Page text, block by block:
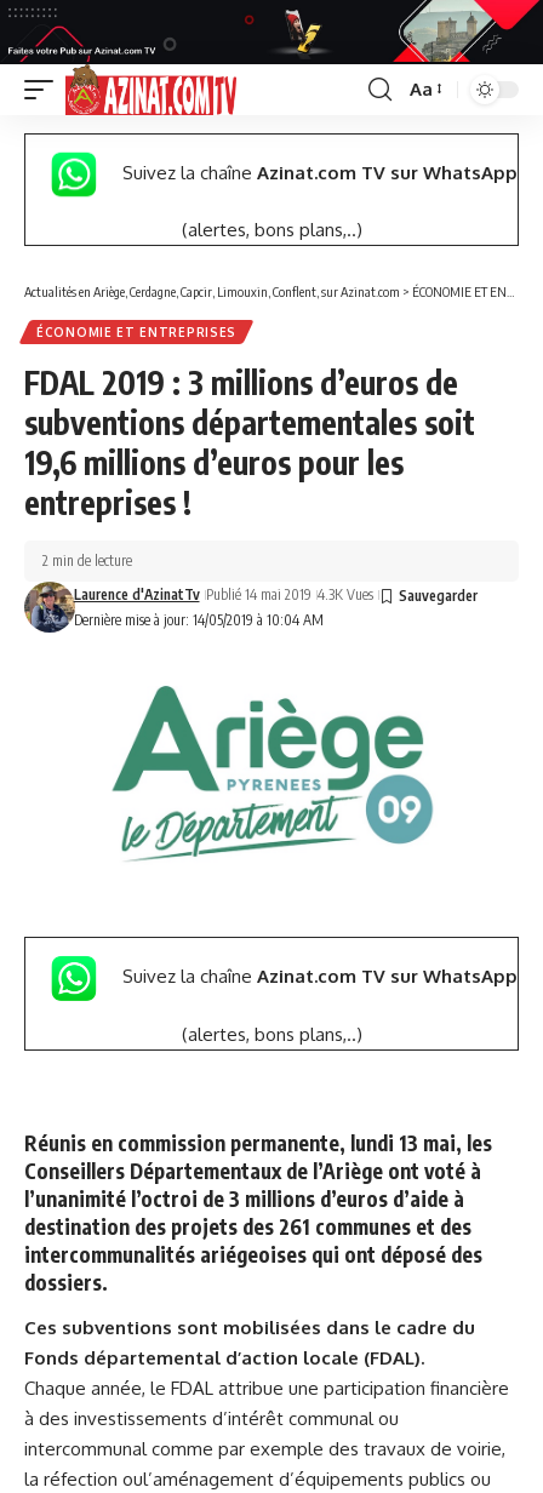
Font
Resizer
Aa
Suivez la chaîne Azinat.com TV sur WhatsApp
(alertes, bons plans,..)
Actualités en Ariège, Cerdagne, Capcir, Limouxin, Conflent, sur Azinat.com > ÉCONOMIE ET ENTREPRISES
ÉCONOMIE ET ENTREPRISES
FDAL 2019 : 3 millions d’euros de
subventions départementales soit
19,6 millions d’euros pour les
entreprises !
Dernière mise à jour: 14/05/2019 à 10:04 AM
Laurence d'AzinatTv Publié 14 mai 2019 4.3K Vues
2 min de lecture
Suivez la chaîne Azinat.com TV sur WhatsApp
(alertes, bons plans,..)
Réunis en commission permanente, lundi 13 mai, les
Conseillers Départementaux de l’Ariège ont voté à
l’unanimité l’octroi de 3 millions d’euros d’aide à
destination des projets des 261 communes et des
intercommunalités ariégeoises qui ont déposé des
dossiers.
Ces subventions sont mobilisées dans le cadre du
Fonds départemental d’action locale (FDAL).
Chaque année, le FDAL attribue une participation financière
à des investissements d’intérêt communal ou
intercommunal comme par exemple des travaux de voirie,
la réfection oul’aménagement d’équipements publics ou